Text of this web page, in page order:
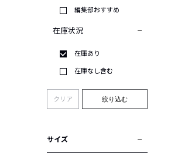
編集部おすすめ
在庫状況
在庫あり
在庫なし含む
クリア 絞り込む
サイズ